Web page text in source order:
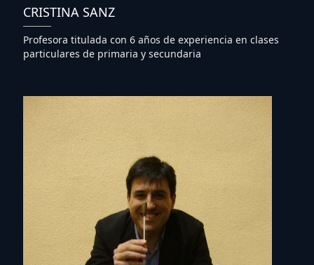
CRISTINA SANZ
Profesora titulada con 6 años de experiencia en clases
particulares de primaria y secundaria